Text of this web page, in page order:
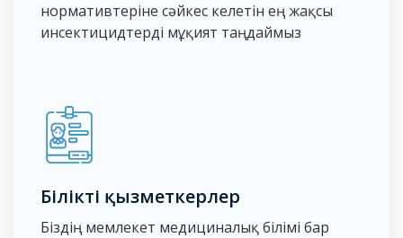
нормативтеріне сәйкес келетін ең жақсы
инсектицидтерді мұқият таңдаймыз
Білікті қызметкерлер
Біздің мемлекет медициналық білімі бар